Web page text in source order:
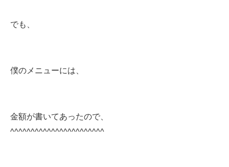
でも、
僕のメニューには、
金額が書いてあったので、
^^^^^^^^^^^^^^^^^^^^^^^